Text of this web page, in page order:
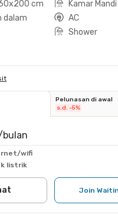
cm
Kamar
dalam
AC
Shower
Pelunasan di awal
s.d. -5%
wifi
listrik
Join